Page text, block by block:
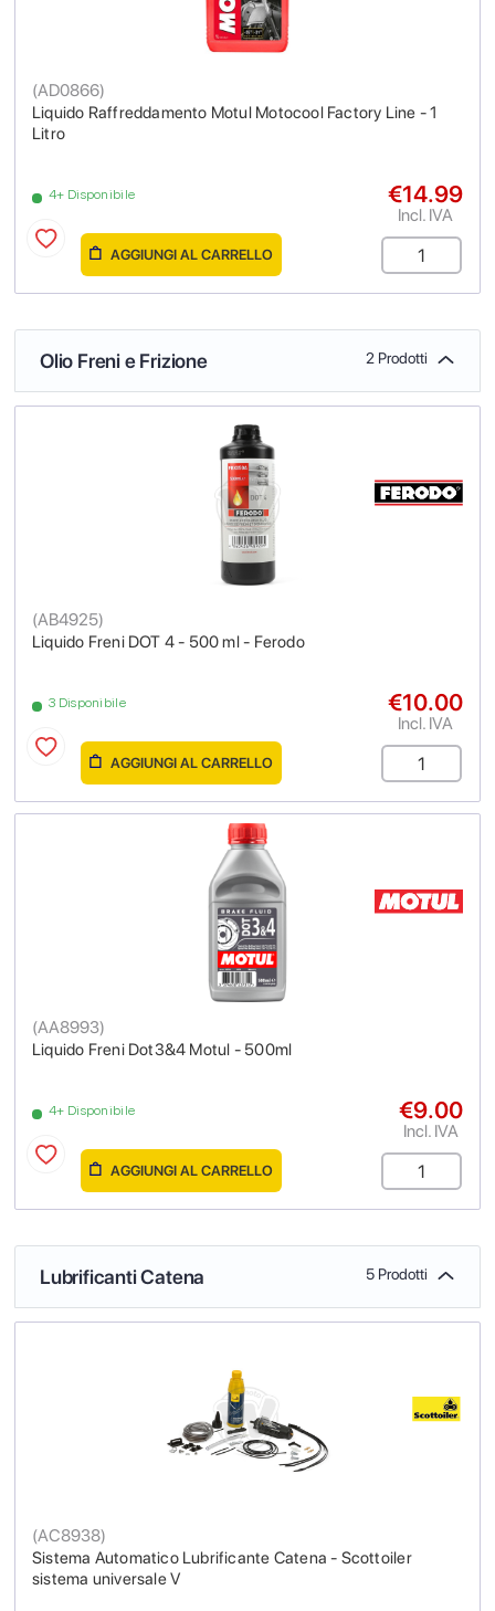
Liquido Raffreddamento Motul Motocool Factory Line - 1
Litro
(AD0866)
4+ Disponibile €14.99
Incl. IVA
AGGIUNGI AL CARRELLO
Olio Freni e Frizione 2 Prodotti
Liquido Freni DOT 4 - 500 ml - Ferodo
(AB4925)
3 Disponibile €10.00
Incl. IVA
AGGIUNGI AL CARRELLO
Liquido Freni Dot3&4 Motul - 500ml
(AA8993)
4+ Disponibile €9.00
Incl. IVA
AGGIUNGI AL CARRELLO
Lubrificanti Catena 5 Prodotti
Sistema Automatico Lubrificante Catena - Scottoiler
sistema universale V
(AC8938)